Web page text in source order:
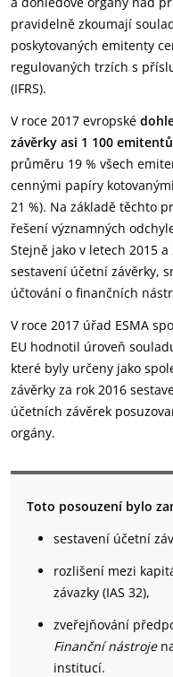
pravidelně zkoumají
poskytovaných emitenty
regulovaných trzích s
(IFRS).
V roce 2017 evropské
závěrky asi 1 100 emitentů
průměru 19 % všech
cennými papíry
21 %). Na základě těchto
řešení významných
Stejně jako v letech 2015
sestavení účetní závěrky,
účtování o finančních
V roce 2017 úřad ESMA
EU hodnotil úroveň
které byly určeny jako
závěrky za rok 2016
účetních závěrek
orgány.
Toto posouzení bylo
sestavení účetní
rozlišení mezi
závazky (IAS 32),
zveřejňování
Finanční nástroje
institucí.